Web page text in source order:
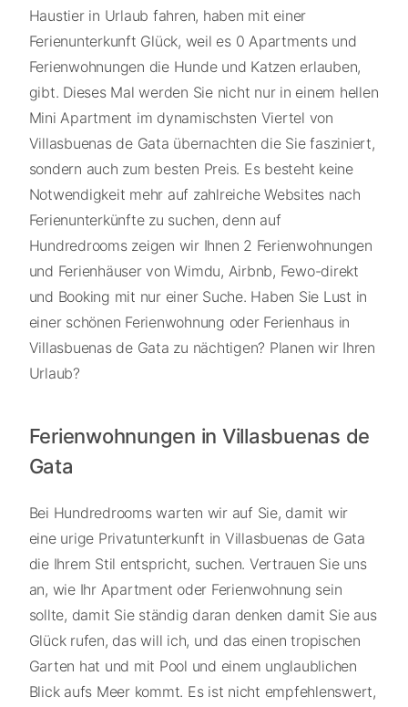
Haustier in Urlaub fahren, haben mit einer
Ferienunterkunft Glück, weil es 0 Apartments und
Ferienwohnungen die Hunde und Katzen erlauben,
gibt. Dieses Mal werden Sie nicht nur in einem hellen
Mini Apartment im dynamischsten Viertel von
Villasbuenas de Gata übernachten die Sie fasziniert,
sondern auch zum besten Preis. Es besteht keine
Notwendigkeit mehr auf zahlreiche Websites nach
Ferienunterkünfte zu suchen, denn auf
Hundredrooms zeigen wir Ihnen 2 Ferienwohnungen
und Ferienhäuser von Wimdu, Airbnb, Fewo-direkt
und Booking mit nur einer Suche. Haben Sie Lust in
einer schönen Ferienwohnung oder Ferienhaus in
Villasbuenas de Gata zu nächtigen? Planen wir Ihren
Urlaub?
Ferienwohnungen in Villasbuenas de
Gata
Bei Hundredrooms warten wir auf Sie, damit wir
eine urige Privatunterkunft in Villasbuenas de Gata
die Ihrem Stil entspricht, suchen. Vertrauen Sie uns
an, wie Ihr Apartment oder Ferienwohnung sein
sollte, damit Sie ständig daran denken damit Sie aus
Glück rufen, das will ich, und das einen tropischen
Garten hat und mit Pool und einem unglaublichen
Blick aufs Meer kommt. Es ist nicht empfehlenswert,